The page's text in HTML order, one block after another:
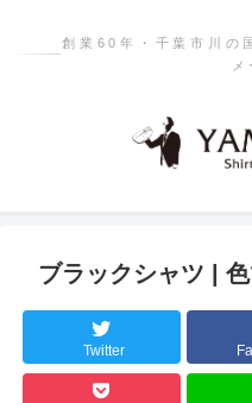
創業60年・千葉市川の
ブラックシャツ |
Twitter